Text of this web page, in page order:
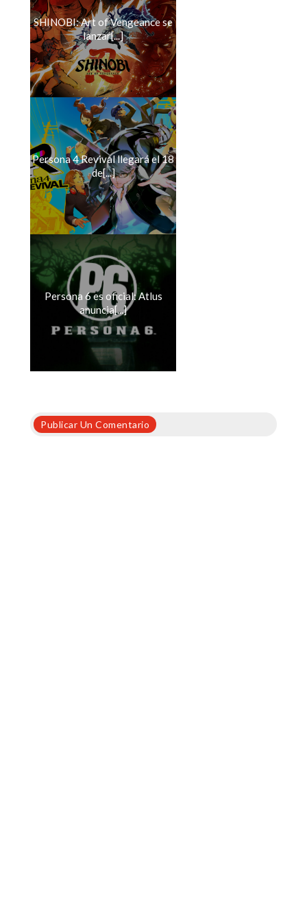
SHINOBI: Art of Vengeance se
lanzar[...]
Persona 4 Revival llegará el 18
de[...]
Persona 6 es oficial: Atlus
anuncia[...]
Publicar Un Comentario